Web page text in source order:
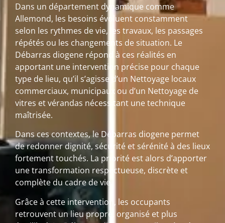
Dans un département dynamique comme
Allemond, les besoins évoluent constamment
selon les rythmes de vie, les travaux, les passages
répétés ou les changements de situation. Le
Débarras diogene répond à ces réalités en
apportant une intervention précise pour chaque
type de lieu, qu’il s’agisse d’un Nettoyage locaux
commerciaux, municipaux ou d’un Nettoyage de
vitres et vérandas nécessitant une technique
maîtrisée.
Dans ces contextes, le Débarras diogene permet
de redonner dignité, sécurité et sérénité à des lieux
fortement touchés. La priorité est alors d’apporter
une transformation respectueuse, discrète et
complète du cadre de vie.
Grâce à cette intervention, les occupants
retrouvent un lieu propre, organisé et plus